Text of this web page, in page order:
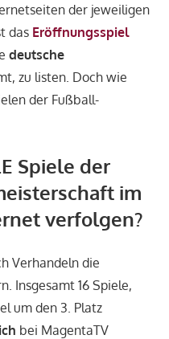
der jeweiligen
das Eröffnungsspiel
deutsche
zu listen. Doch wie
der Fußball-
Spiele der
im
verfolgen?
Verhandeln die
Insgesamt 16 Spiele,
um den 3. Platz
bei MagentaTV